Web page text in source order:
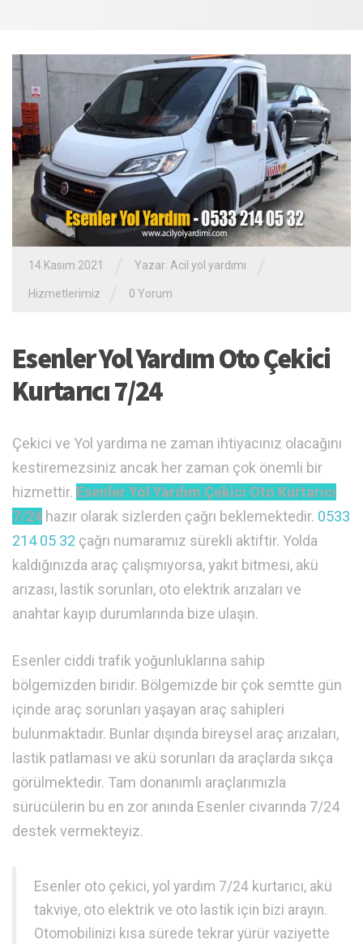
14 Kasım 2021 Yazar: Acil yol yardımı
Hizmetlerimiz 0 Yorum
Esenler Yol Yardım Oto Çekici
Kurtarıcı 7/24
Çekici ve Yol yardıma ne zaman ihtiyacınız olacağını
kestiremezsiniz ancak her zaman çok önemli bir
hizmettir. Esenler Yol Yardım Çekici Oto Kurtarıcı
7/24 hazır olarak sizlerden çağrı beklemektedir. 0533
214 05 32 çağrı numaramız sürekli aktiftir. Yolda
kaldığınızda araç çalışmıyorsa, yakıt bitmesi, akü
arızası, lastik sorunları, oto elektrik arızaları ve
anahtar kayıp durumlarında bize ulaşın.
Esenler ciddi trafik yoğunluklarına sahip
bölgemizden biridir. Bölgemizde bir çok semtte gün
içinde araç sorunları yaşayan araç sahipleri
bulunmaktadır. Bunlar dışında bireysel araç arızaları,
lastik patlaması ve akü sorunları da araçlarda sıkça
görülmektedir. Tam donanımlı araçlarımızla
sürücülerin bu en zor anında Esenler civarında 7/24
destek vermekteyiz.
Esenler oto çekici, yol yardım 7/24 kurtarıcı, akü
takviye, oto elektrik ve oto lastik için bizi arayın.
Otomobilinizi kısa sürede tekrar yürür vaziyette